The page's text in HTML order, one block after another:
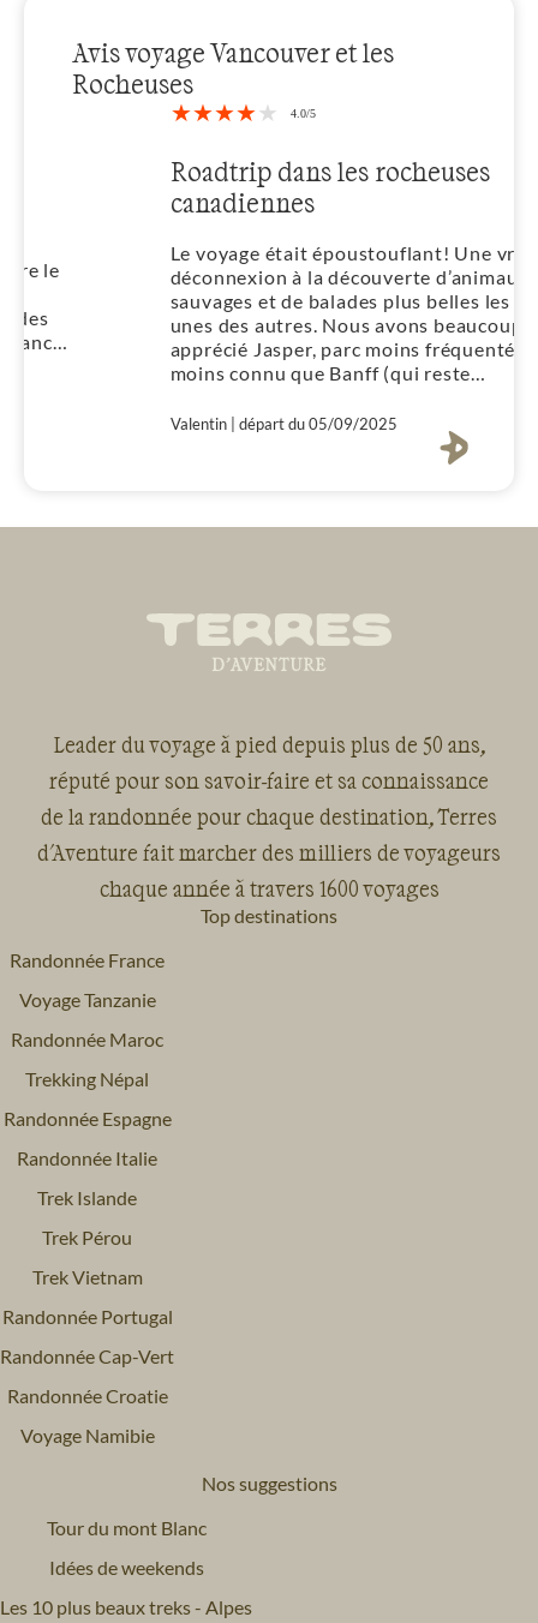
Avis voyage Vancouver et les
Rocheuses
Roadtrip dans les rocheuses
canadiennes
Le voyage était époustouflant! Une vraie
déconnexion à la découverte d’animaux
sauvages et de balades plus belles les
unes des autres. Nous avons beaucoup
apprécié Jasper, parc moins fréquenté et
moins connu que Banff (qui reste
Laurine de nous avoir conseillé pour ce
Valentin | départ du 05/09/2025
Leader du voyage à pied depuis plus de 50 ans,
réputé pour son savoir-faire et sa connaissance
de la randonnée pour chaque destination, Terres
d'Aventure fait marcher des milliers de voyageurs
chaque année à travers 1600 voyages
Top destinations
Randonnée France
Voyage Tanzanie
Randonnée Maroc
Trekking Népal
Randonnée Espagne
Randonnée Italie
Trek Islande
Trek Pérou
Trek Vietnam
Randonnée Portugal
Randonnée Cap-Vert
Randonnée Croatie
Voyage Namibie
Nos suggestions
Tour du mont Blanc
Idées de weekends
Les 10 plus beaux treks - Alpes